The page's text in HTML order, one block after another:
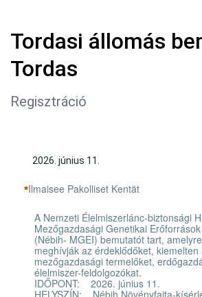
Tordasi állomás
Tordas
Regisztráció
2026. június 11.
Ilmaisee Pakolliset Kentät
A Nemzeti Élelmiszerlánc-biztonsági
Mezőgazdasági Genetikai
(Nébih- MGEI) bemutatót tart,
meghívják az érdeklődőket, kiemelten
mezőgazdasági termelőket,
élelmiszer-feldolgozókat.
IDŐPONT: 2026. június 11.
HELYSZÍN: Nébih Növényfajta-